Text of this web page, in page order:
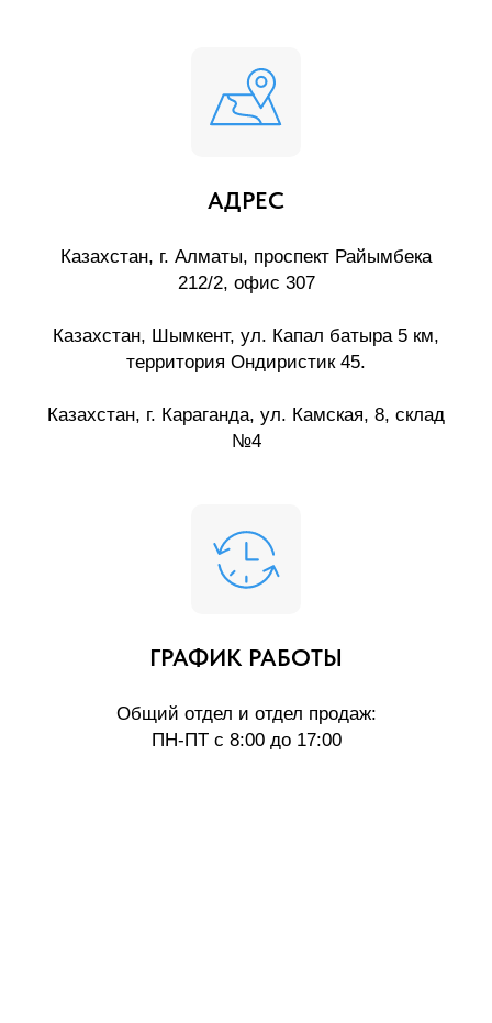
АДРЕС
Казахстан, г. Алматы, проспект Райымбека
212/2, офис 307
Казахстан, Шымкент, ул. Капал батыра 5 км,
территория Ондиристик 45.
Казахстан, г. Караганда, ул. Камская, 8, склад
№4
ГРАФИК РАБОТЫ
Общий отдел и отдел продаж:
ПН-ПТ с 8:00 до 17:00